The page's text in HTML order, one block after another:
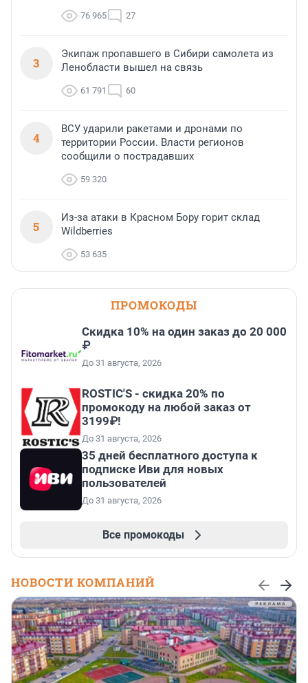
76 965 27
3
Экипаж пропавшего в Сибири самолета из
Ленобласти вышел на связь
61 791 60
4
ВСУ ударили ракетами и дронами по
территории России. Власти регионов
сообщили о пострадавших
59 320
5
Из-за атаки в Красном Бору горит склад
Wildberries
53 635
ПРОМОКОДЫ
Скидка 10% на один заказ до 20 000
₽
До 31 августа, 2026
ROSTIC'S - скидка 20% по
промокоду на любой заказ от
3199₽!
До 31 августа, 2026
35 дней бесплатного доступа к
подписке Иви для новых
пользователей
До 31 августа, 2026
Все промокоды
НОВОСТИ КОМПАНИЙ